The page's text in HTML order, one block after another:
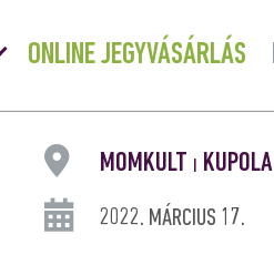
Menü
lenyitása
ONLINE JEGYVÁSÁRLÁS
MOMKULT KUPOLA
2022. MÁRCIUS 17.